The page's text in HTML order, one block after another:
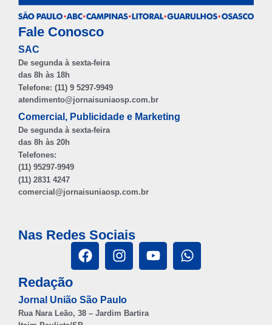
Fale Conosco
SAC
De segunda à sexta-feira
das 8h às 18h
Telefone: (11) 9 5297-9949
atendimento@jornaisuniaosp.com.br
Comercial, Publicidade e Marketing
De segunda à sexta-feira
das 8h às 20h
Telefones:
(11) 95297-9949
(11) 2831 4247
comercial@jornaisuniaosp.com.br
Nas Redes Sociais
Redação
Jornal União São Paulo
Rua Nara Leão, 38 – Jardim Bartira